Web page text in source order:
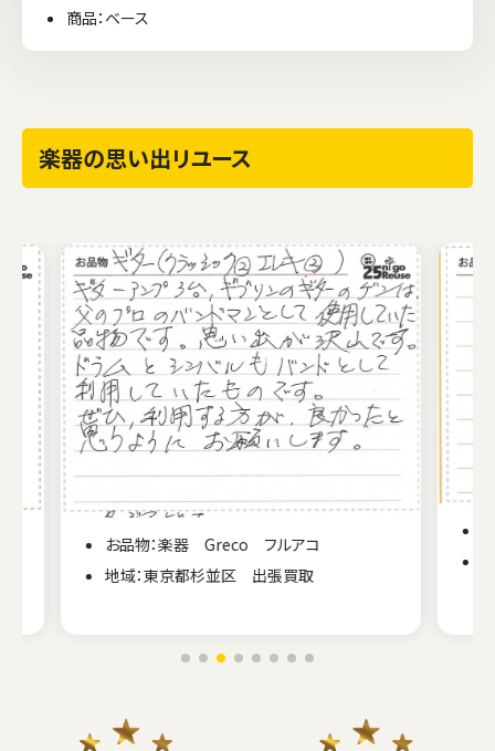
商品：ベース
楽器の思い出リユース